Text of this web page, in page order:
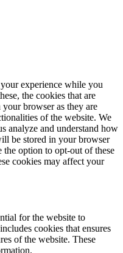
experience while you
the cookies that are
your browser as they are
of the website. We
analyze and understand how
be stored in your browser
option to opt-out of these
cookies may affect your
for the website to
cookies that ensures
of the website. These